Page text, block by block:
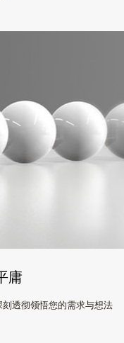
庸
透彻领悟您的需求与想法